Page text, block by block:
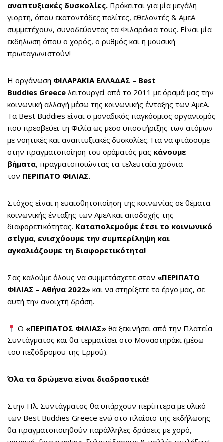
αναπτυξιακές δυσκολίες. Πρόκειται για μία μεγάλη
γιορτή, όπου εκατοντάδες πολίτες, εθελοντές & ΑμεΑ
συμμετέχουν, συνοδεύοντας τα Φιλαράκια τους. Είναι μία
εκδήλωση όπου ο χορός, ο ρυθμός και η μουσική
πρωταγωνιστούν!
Η οργάνωση ΦΙΛΑΡΑΚΙΑ ΕΛΛΑΔΑΣ – Best
Buddies Greece λειτουργεί από το 2011 με όραμά μας την
κοινωνική αλλαγή μέσω της κοινωνικής ένταξης των ΑμεΑ.
Τα Best Buddies είναι ο μοναδικός παγκόσμιος οργανισμός
που πρεσβεύει τη Φιλία ως μέσο υποστήριξης των ατόμων
με νοητικές και αναπτυξιακές δυσκολίες. Για να φτάσουμε
στην πραγματοποίηση του οράματός μας κάνουμε
βήματα, πραγματοποιώντας τα τελευταία χρόνια
τον ΠΕΡΙΠΑΤΟ ΦΙΛΙΑΣ.
Στόχος είναι η ευαισθητοποίηση της κοινωνίας σε θέματα
κοινωνικής ένταξης των ΑμεΑ και αποδοχής της
διαφορετικότητας. Καταπολεμούμε έτσι το κοινωνικό
στίγμα, ενισχύουμε την συμπερίληψη και
αγκαλιάζουμε τη διαφορετικότητα!
Σας καλούμε όλους να συμμετάσχετε στον «ΠΕΡΙΠΑΤΟ
ΦΙΛΙΑΣ – Αθήνα 2022» και να στηρίξετε το έργο μας, σε
αυτή την ανοιχτή δράση.
Ο «ΠΕΡΙΠΑΤΟΣ ΦΙΛΙΑΣ»θα ξεκινήσει από την Πλατεία
Συντάγματος και θα τερματίσει στο Μοναστηράκι (μέσω
του πεζόδρομου της Ερμού).
Όλα τα δρώμενα είναι διαδραστικά!
Στην Πλ. Συντάγματος θα υπάρχουν περίπτερα με υλικό
των Best Buddies Greece ενώ στο πλαίσιο της εκδήλωσης
θα πραγματοποιηθούν παράλληλες δράσεις με χορό,